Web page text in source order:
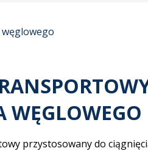
WĘGLOWEGO
przystosowany do